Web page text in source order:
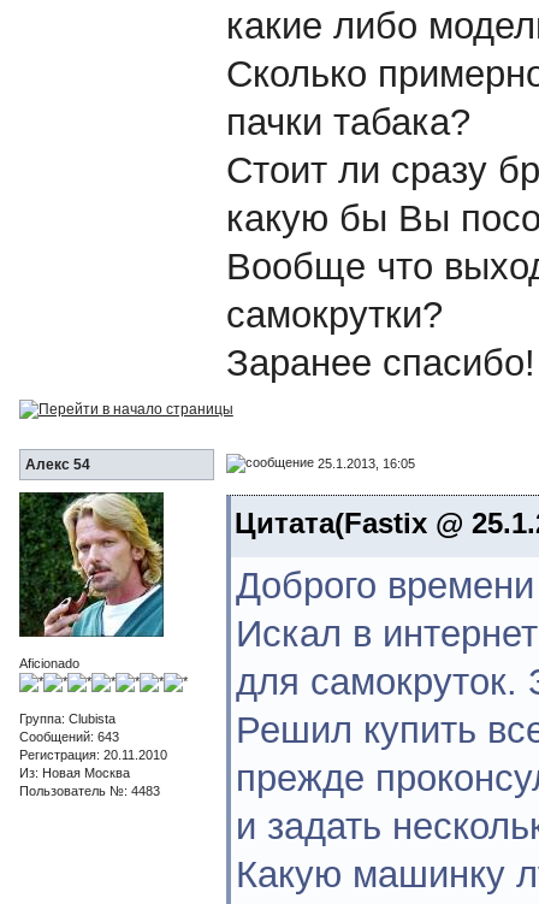
какие либо
Сколько
пачки табака?
Стоит ли сразу
какую бы Вы
Вообще что
самокрутки?
Заранее спасибо!
Алекс 54 25.1.2013, 16:05
Aficionado
Группа: Clubista
Сообщений: 643
Регистрация: 20.11.2010
Из: Новая Москва
Пользователь №: 4483
Цитата(Fastix @
Доброго времени
Искал в
для самокруток.
Решил купить
прежде
и задать
Какую машинку